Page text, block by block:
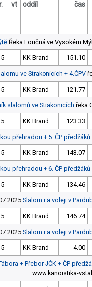
vt oddíl čas
Řeka Loučná ve Vysokém
KK Brand 151.10
ve Strakonicích + 4.ČPV
KK Brand 121.77
slalomů ve Strakonicích řeka
KK Brand 123.33
přehradou + 5. ČP předžáků
KK Brand 143.07
přehradou + 6. ČP předžáků
KK Brand 134.46
Slalom na voleji v
KK Brand 146.74
Slalom na voleji v
KK Brand 4.00
+ Přebor JČK + ČP
www.kanoistika-